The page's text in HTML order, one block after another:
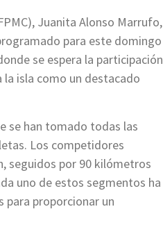
Juanita Alonso Marrufo,
para este domingo
se espera la participación
isla como un destacado
se han tomado todas las
Los competidores
seguidos por 90 kilómetros
uno de estos segmentos ha
para proporcionar un